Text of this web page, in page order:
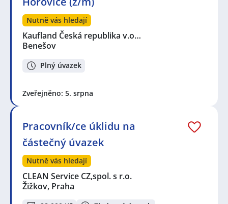
Nutně vás hledají
Kaufland Česká republika v.o…
Benešov
Plný úvazek
Zveřejněno: 5. srpna
Pracovník/ce úklidu na
částečný úvazek
Nutně vás hledají
CLEAN Service CZ,spol. s r.o.
Žižkov, Praha